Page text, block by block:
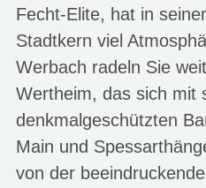
Fecht-Elite, hat in
Stadtkern viel
Werbach radeln Sie
Wertheim, das sich mit
denkmalgeschützten
Main und
von der